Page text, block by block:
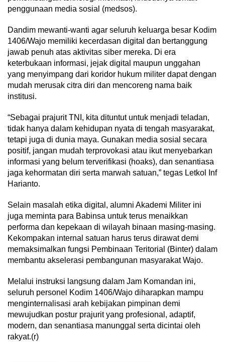
penggunaan media sosial (medsos).
Dandim mewanti-wanti agar seluruh keluarga besar Kodim
1406/Wajo memiliki kecerdasan digital dan bertanggung
jawab penuh atas aktivitas siber mereka. Di era
keterbukaan informasi, jejak digital maupun unggahan
yang menyimpang dari koridor hukum militer dapat dengan
mudah merusak citra diri dan mencoreng nama baik
institusi.
“Sebagai prajurit TNI, kita dituntut untuk menjadi teladan,
tidak hanya dalam kehidupan nyata di tengah masyarakat,
tetapi juga di dunia maya. Gunakan media sosial secara
positif, jangan mudah terprovokasi atau ikut menyebarkan
informasi yang belum terverifikasi (hoaks), dan senantiasa
jaga kehormatan diri serta marwah satuan,” tegas Letkol Inf
Harianto.
Selain masalah etika digital, alumni Akademi Militer ini
juga meminta para Babinsa untuk terus menaikkan
performa dan kepekaan di wilayah binaan masing-masing.
Kekompakan internal satuan harus terus dirawat demi
memaksimalkan fungsi Pembinaan Teritorial (Binter) dalam
membantu akselerasi pembangunan masyarakat Wajo.
Melalui instruksi langsung dalam Jam Komandan ini,
seluruh personel Kodim 1406/Wajo diharapkan mampu
menginternalisasi arah kebijakan pimpinan demi
mewujudkan postur prajurit yang profesional, adaptif,
modern, dan senantiasa manunggal serta dicintai oleh
rakyat.(r)